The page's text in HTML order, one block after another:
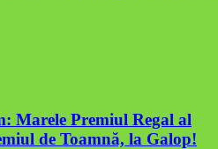
Marele Premiul Regal al
de Toamnă, la Galop!